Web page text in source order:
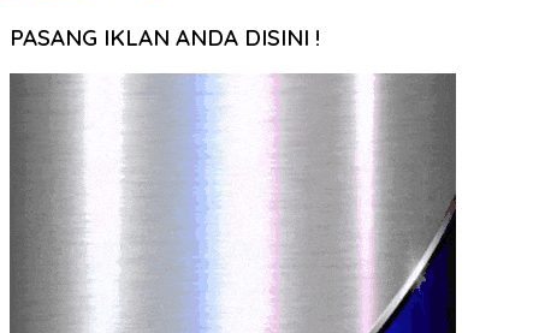
PASANG IKLAN ANDA DISINI !